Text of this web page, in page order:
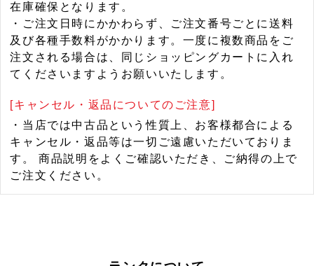
在庫確保となります。
・ご注文日時にかかわらず、ご注文番号ごとに送料
及び各種手数料がかかります。一度に複数商品をご
注文される場合は、同じショッピングカートに入れ
てくださいますようお願いいたします。
[キャンセル・返品についてのご注意]
・当店では中古品という性質上、お客様都合による
キャンセル・返品等は一切ご遠慮いただいておりま
す。 商品説明をよくご確認いただき、ご納得の上で
ご注文ください。